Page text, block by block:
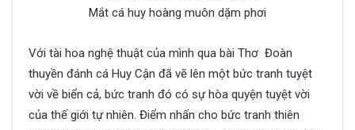
Mắt cá huy hoàng muôn dặm phơi
Với tài hoa nghệ thuật của mình qua bài Thơ Đoàn
thuyền đánh cá Huy Cận đã vẽ lên một bức tranh tuyệt
vời về biển cả, bức tranh đó có sự hòa quyện tuyệt vời
của thế giới tự nhiên. Điểm nhấn cho bức tranh thiên